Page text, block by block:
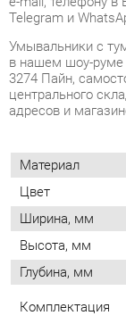
адресов и
Материал
Цвет
Ширина, мм
Глубина, мм
Комплектация
Форма (тумбы и
комоды)
Наличие колес